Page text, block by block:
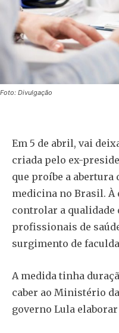
Foto: Divulgação
Em 5 de abril, vai
criada pelo ex-
que proíbe a abertura
medicina no Brasil. À
controlar a qualidade
profissionais de
surgimento de
A medida tinha
caber ao Ministério
governo Lula